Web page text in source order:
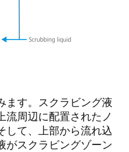
ます。スクラビング液
流周辺に配置されたノ
して、上部から流れ込
がスクラビングゾーン